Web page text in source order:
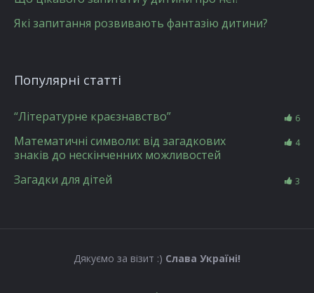
Які запитання розвивають фантазію дитини?
Популярні статті
“Літературне краєзнавство” 6
Математичні символи: від загадкових
знаків до нескінченних можливостей
4
Загадки для дітей 3
Дякуємо за візит :) Слава Україні!